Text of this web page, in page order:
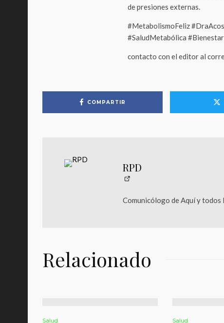
de presiones externas.
#MetabolismoFeliz
#SaludMetabólica
contacto con el editor al
COMPARTIR
RPD
Comunicólogo de Aquí y todos
Relacionado
Salud Salud